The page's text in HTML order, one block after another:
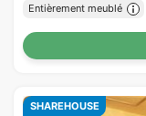
Entièrement meublé
SHAREHOUSE